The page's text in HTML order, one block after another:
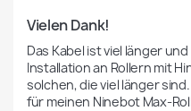
Vielen Dank!
Das Kabel ist viel länger
Installation an Rollern mit
solchen, die viel länger
für meinen Ninebot Max-